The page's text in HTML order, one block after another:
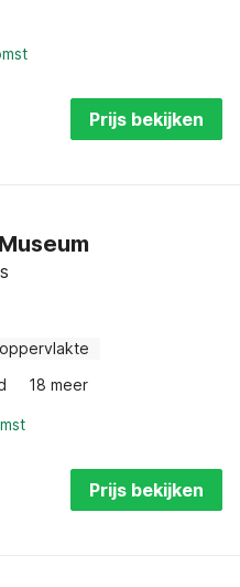
Prijs bekijken
18 meer
Prijs bekijken